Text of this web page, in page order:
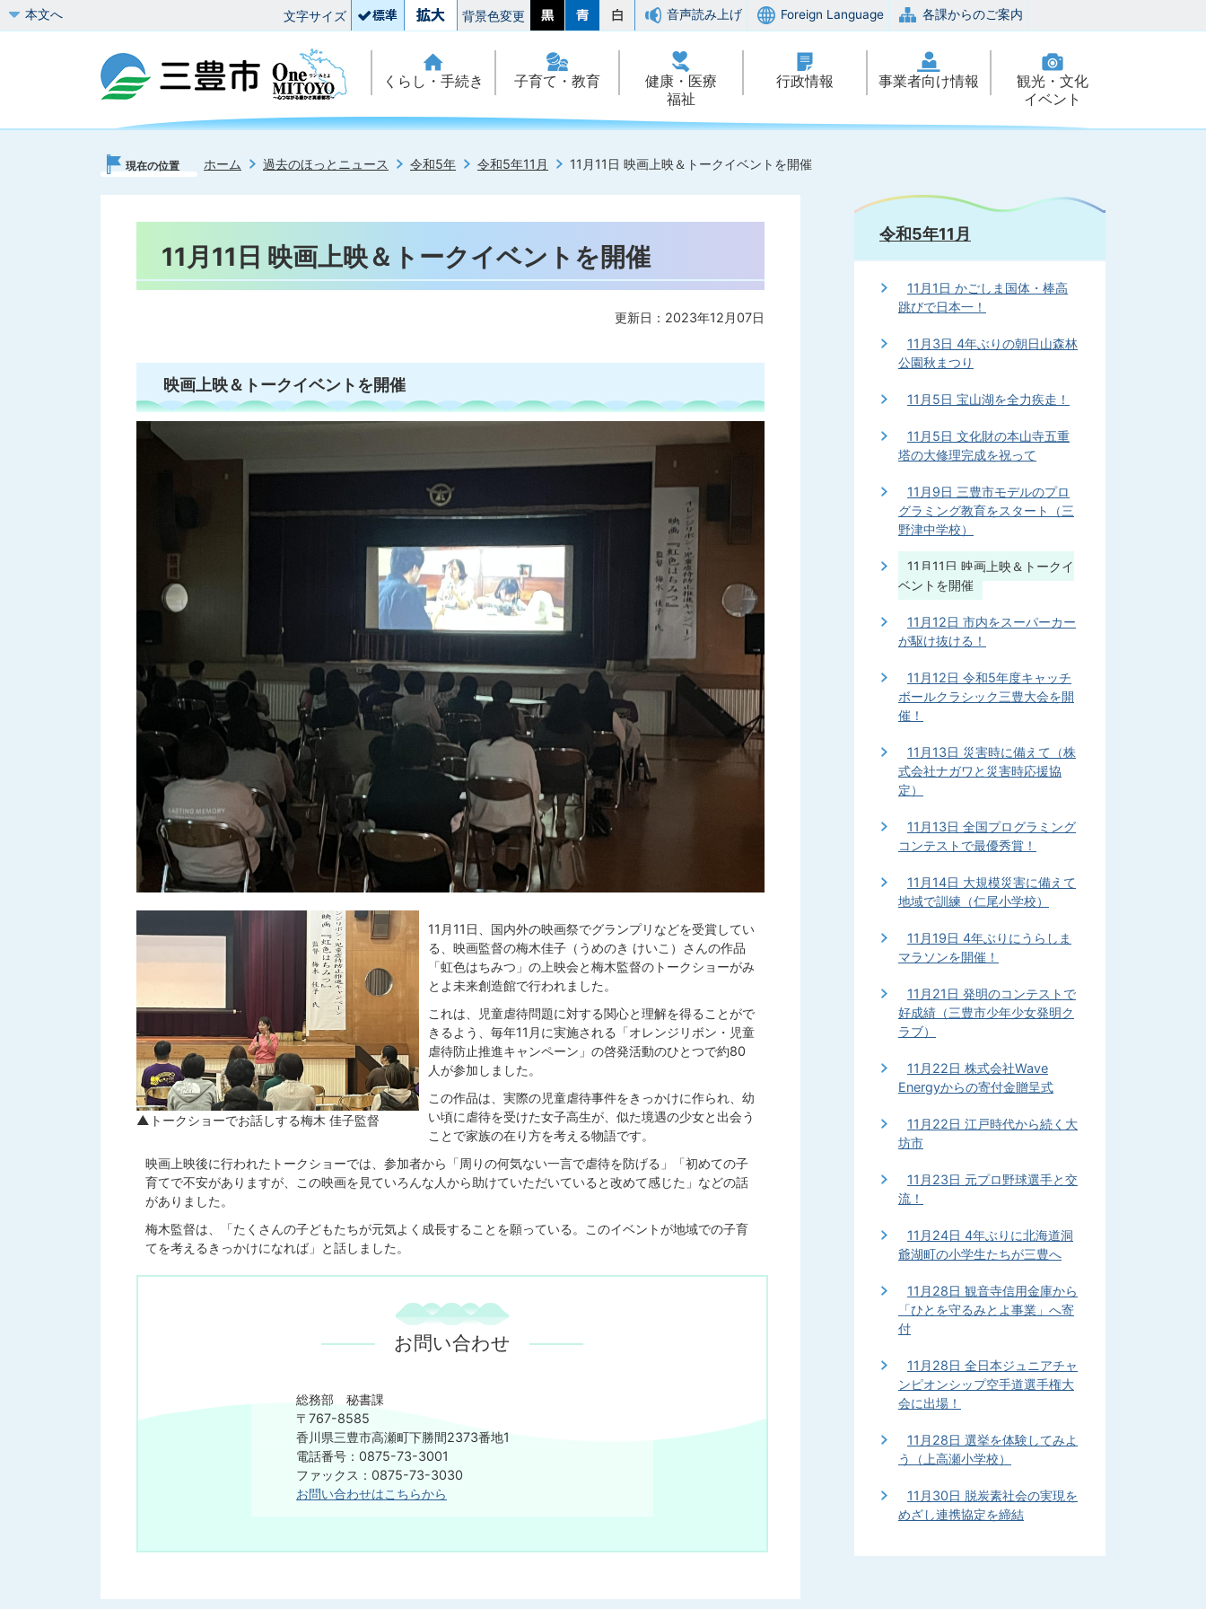
本文へ 文字サイズ 背景色変更 音声読み上げ Foreign Language 各課からのご案内
くらし・手続き 子育て・教育
健康・医療
福祉
行政情報 事業者向け情報
観光・文化
イベント
現在の位置 ホーム 過去のほっとニュース 令和5年 令和5年11月 11月11日 映画上映＆トークイベントを開催
11月11日 映画上映＆トークイベントを開催
更新日：2023年12月07日
映画上映＆トークイベントを開催
▲トークショーでお話しする梅木 佳子監督
11月11日、国内外の映画祭でグランプリなどを受賞してい
る、映画監督の梅木佳子（うめのき けいこ）さんの作品
「虹色はちみつ」の上映会と梅木監督のトークショーがみ
とよ未来創造館で行われました。
これは、児童虐待問題に対する関心と理解を得ることがで
きるよう、毎年11月に実施される「オレンジリボン・児童
虐待防止推進キャンペーン」の啓発活動のひとつで約80
人が参加しました。
この作品は、実際の児童虐待事件をきっかけに作られ、幼
い頃に虐待を受けた女子高生が、似た境遇の少女と出会う
ことで家族の在り方を考える物語です。
映画上映後に行われたトークショーでは、参加者から「周りの何気ない一言で虐待を防げる」「初めての子
育てで不安がありますが、この映画を見ていろんな人から助けていただいていると改めて感じた」などの話
がありました。
梅木監督は、「たくさんの子どもたちが元気よく成長することを願っている。このイベントが地域での子育
てを考えるきっかけになれば」と話しました。
お問い合わせ
総務部 秘書課
〒767-8585
香川県三豊市高瀬町下勝間2373番地1
電話番号：0875-73-3001
​​​​​​​ファックス：0875-73-3030
お問い合わせはこちらから
令和5年11月
11月1日 かごしま国体・棒高
跳びで日本一！
11月3日 4年ぶりの朝日山森林
公園秋まつり
11月5日 宝山湖を全力疾走！
11月5日 文化財の本山寺五重
塔の大修理完成を祝って
11月9日 三豊市モデルのプロ
グラミング教育をスタート（三
野津中学校）
11月11日 映画上映＆トークイ
ベントを開催
11月12日 市内をスーパーカー
が駆け抜ける！
11月12日 令和5年度キャッチ
ボールクラシック三豊大会を開
催！
11月13日 災害時に備えて（株
式会社ナガワと災害時応援協
定）
11月13日 全国プログラミング
コンテストで最優秀賞！
11月14日 大規模災害に備えて
地域で訓練（仁尾小学校）
11月19日 4年ぶりにうらしま
マラソンを開催！
11月21日 発明のコンテストで
好成績（三豊市少年少女発明ク
ラブ）
11月22日 株式会社Wave
Energyからの寄付金贈呈式
11月22日 江戸時代から続く大
坊市
11月23日 元プロ野球選手と交
流！
11月24日 4年ぶりに北海道洞
爺湖町の小学生たちが三豊へ
11月28日 観音寺信用金庫から
「ひとを守るみとよ事業」へ寄
付
11月28日 全日本ジュニアチャ
ンピオンシップ空手道選手権大
会に出場！
11月28日 選挙を体験してみよ
う（上高瀬小学校）
11月30日 脱炭素社会の実現を
めざし連携協定を締結